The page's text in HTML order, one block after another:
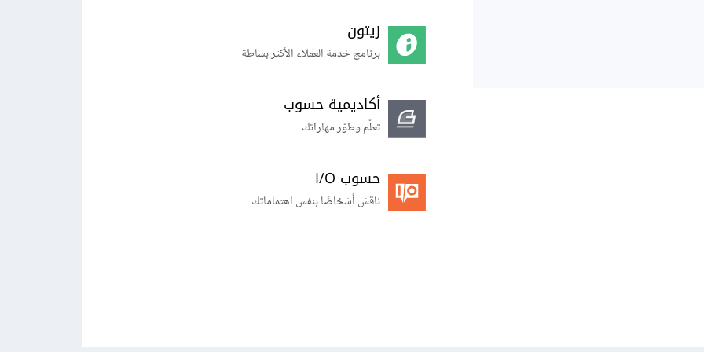
زيتون
برنامج خدمة العملاء الأكثر بساطة
أكاديمية حسوب
تعلّم وطوّر مهاراتك
حسوب I/O
ناقش أشخاصًا بنفس اهتماماتك